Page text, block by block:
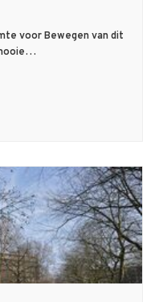
voor Bewegen van dit